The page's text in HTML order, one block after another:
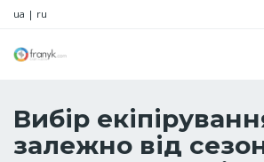
ua | ru
Вибір
залежно від